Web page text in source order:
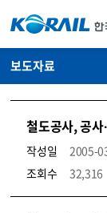
보도자료
철도공사, 공사
작성일
2005-
조회수
32,316
뉴스·홍보_보도자료 상세보기 – 내용, 파일, 담당자 연락처로 구성